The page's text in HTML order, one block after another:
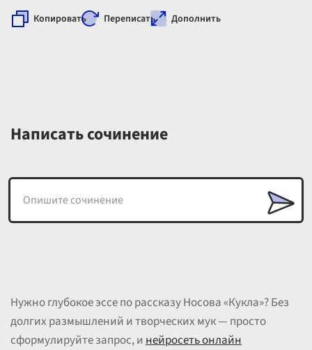
Копировать Переписать Дополнить
Написать сочинение
Нужно глубокое эссе по рассказу Носова «Кукла»? Без
долгих размышлений и творческих мук — просто
сформулируйте запрос, инейросеть онлайн